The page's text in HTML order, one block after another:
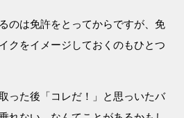
のは免許をとってからですが、免
クをイメージしておくのもひとつ
った後「コレだ！」と思っいたバ